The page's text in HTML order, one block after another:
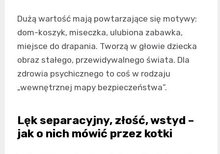
Dużą wartość mają powtarzające się motywy:
dom-koszyk, miseczka, ulubiona zabawka,
miejsce do drapania. Tworzą w głowie dziecka
obraz stałego, przewidywalnego świata. Dla
zdrowia psychicznego to coś w rodzaju
„wewnętrznej mapy bezpieczeństwa”.
Lęk separacyjny, złość, wstyd –
jak o nich mówić przez kotki